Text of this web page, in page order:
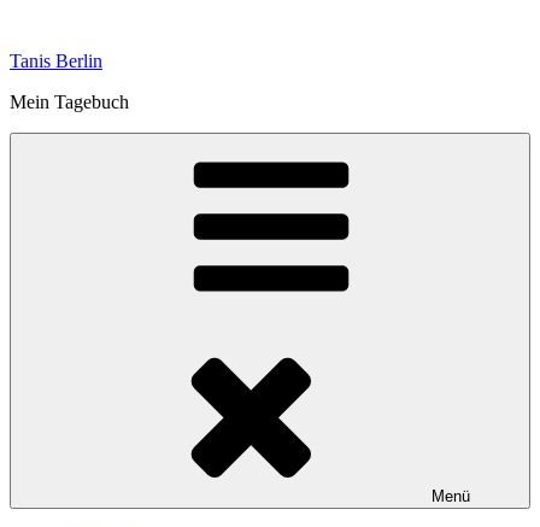
springen
Tanis Berlin
Mein Tagebuch
Menü